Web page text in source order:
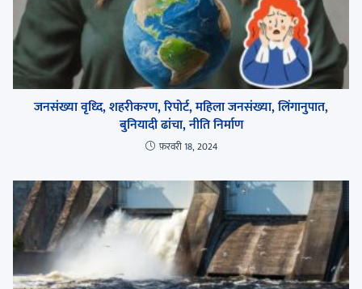
जनसंख्या वृध्दि, शहरीकरण, रिपोर्ट, महिला जनसंख्या, लिंगानुपात,
बुनियादी ढांचा, नीति निर्माण
फ़रवरी 18, 2024